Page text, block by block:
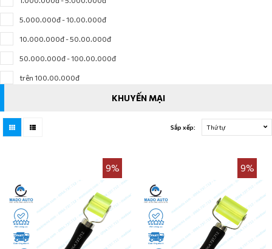
5.000.000đ - 10.00.000đ
10.000.000đ - 50.00.000đ
50.000.000đ - 100.00.000đ
trên 100.00.000đ
KHUYẾN MẠI
Sắp xếp: Thứ tự
9% 9%